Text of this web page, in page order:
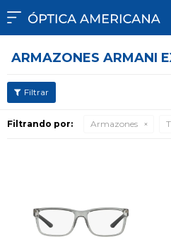

ARMAZONES ARMANI
Filtrando por: Armazones